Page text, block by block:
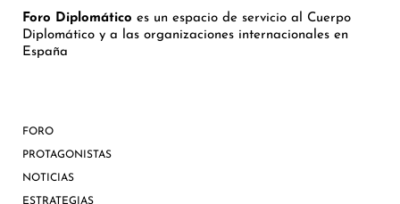
Foro Diplomático es un espacio de servicio al Cuerpo
Diplomático y a las organizaciones internacionales en
España
FORO
PROTAGONISTAS
NOTICIAS
ESTRATEGIAS